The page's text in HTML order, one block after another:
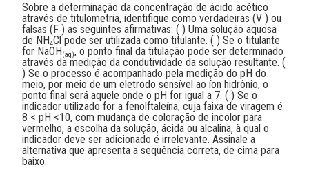
Sobre a determinação da concentração de ácido acético
através de titulometria, identifique como verdadeiras (V ) ou
falsas (F ) as seguintes afirmativas: ( ) Uma solução aquosa
de NH4Cl pode ser utilizada como titulante. ( ) Se o titulante
for NaOH(aq), o ponto final da titulação pode ser determinado
através da medição da condutividade da solução resultante. (
) Se o processo é acompanhado pela medição do pH do
meio, por meio de um eletrodo sensível ao íon hidrônio, o
ponto final será aquele onde o pH for igual a 7. ( ) Se o
indicador utilizado for a fenolftaleína, cuja faixa de viragem é
8 < pH <10, com mudança de coloração de incolor para
vermelho, a escolha da solução, ácida ou alcalina, à qual o
indicador deve ser adicionado é irrelevante. Assinale a
alternativa que apresenta a sequência correta, de cima para
baixo.